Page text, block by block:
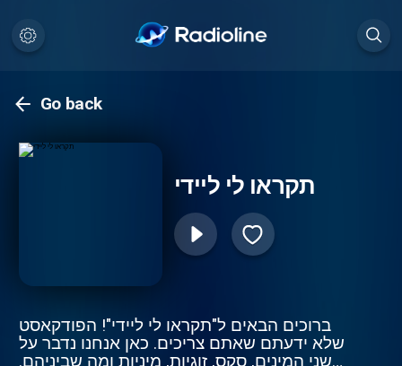
Go back
תקראו לי ליידי
ברוכים הבאים ל"תקראו לי ליידי"! הפודקאסט
שלא ידעתם שאתם צריכים. כאן אנחנו נדבר על
שני המינים, סקס, זוגיות, מיניות ומה שביניהם.